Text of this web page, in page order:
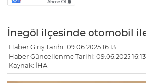
İnegöl ilçesinde otomobil
Haber Giriş Tarihi: 09.06.2025 16:13
Haber Güncellenme Tarihi: 09.06.2025 16:13
Kaynak: İHA